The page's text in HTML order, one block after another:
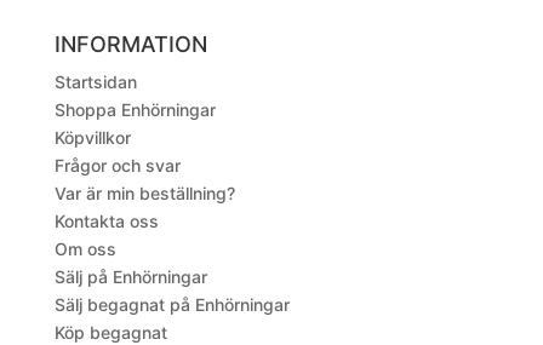
INFORMATION
Startsidan
Shoppa Enhörningar
Köpvillkor
Frågor och svar
Var är min beställning?
Kontakta oss
Om oss
Sälj på Enhörningar
Sälj begagnat på Enhörningar
Köp begagnat